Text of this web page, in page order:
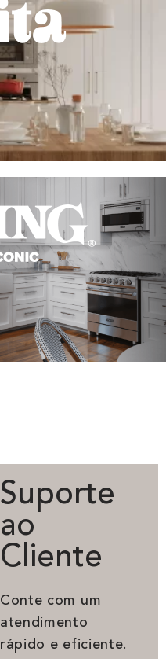
Suporte
ao
Cliente
Conte com um
atendimento
rápido e eficiente.